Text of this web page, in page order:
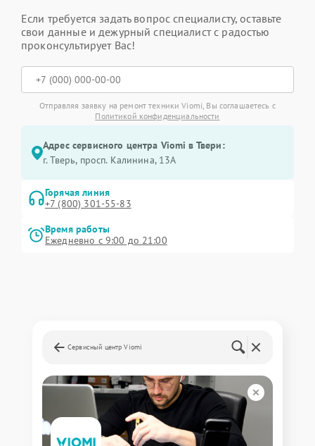
Если требуется задать вопрос специалисту, оставьте
свои данные и дежурный специалист с радостью
проконсультирует Вас!
Отправляя заявку на ремонт техники Viomi, Вы соглашаетесь с
Политикой конфиденциальности
Адрес сервисного центра Viomi в Твери:
г. Тверь, просп. Калинина, 13А
Горячая линия
+7 (800) 301-55-83
Время работы
Ежедневно с 9:00 до 21:00
Сервисный центр Viomi